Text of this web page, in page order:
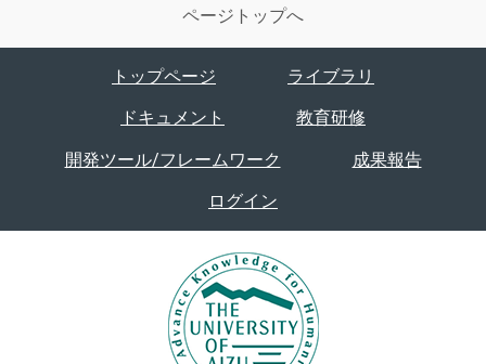
ページトップへ
トップページ ライブラリ
ドキュメント 教育研修
開発ツール/フレームワーク 成果報告
ログイン